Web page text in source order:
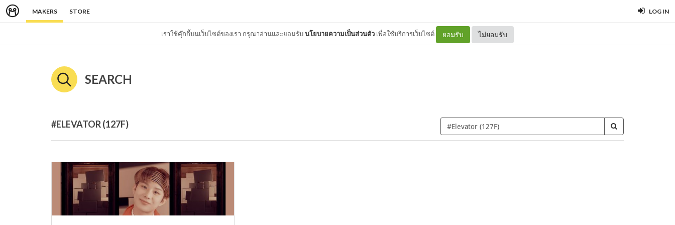
MAKERS STORE LOG IN
เราใช้คุ๊กกี้บนเว็บไซต์ของเรา กรุณาอ่านและยอมรับนโยบายความเป็นส่วนตัว เพื่อใช้บริการเว็บไซต์ ยอมรับ ไม่ยอมรับ
SEARCH
#ELEVATOR (127F)